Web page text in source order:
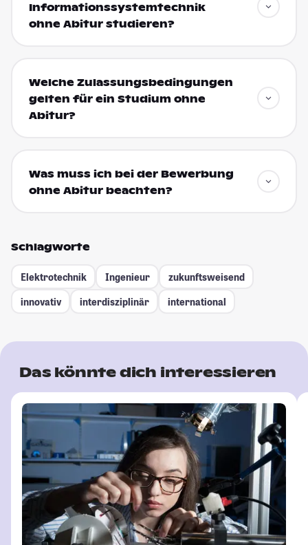
Informationssystemtechnik
ohne Abitur studieren?
Welche Zulassungsbedingungen
gelten für ein Studium ohne
Abitur?
Was muss ich bei der Bewerbung
ohne Abitur beachten?
Schlagworte
Elektrotechnik Ingenieur
zukunftsweisend
innovativ
interdisziplinär international
Das könnte dich interessieren